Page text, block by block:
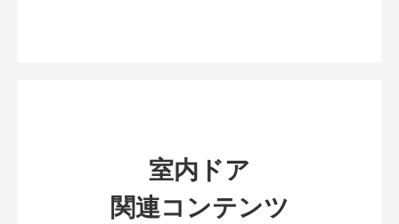
室内ドア
関連コンテンツ